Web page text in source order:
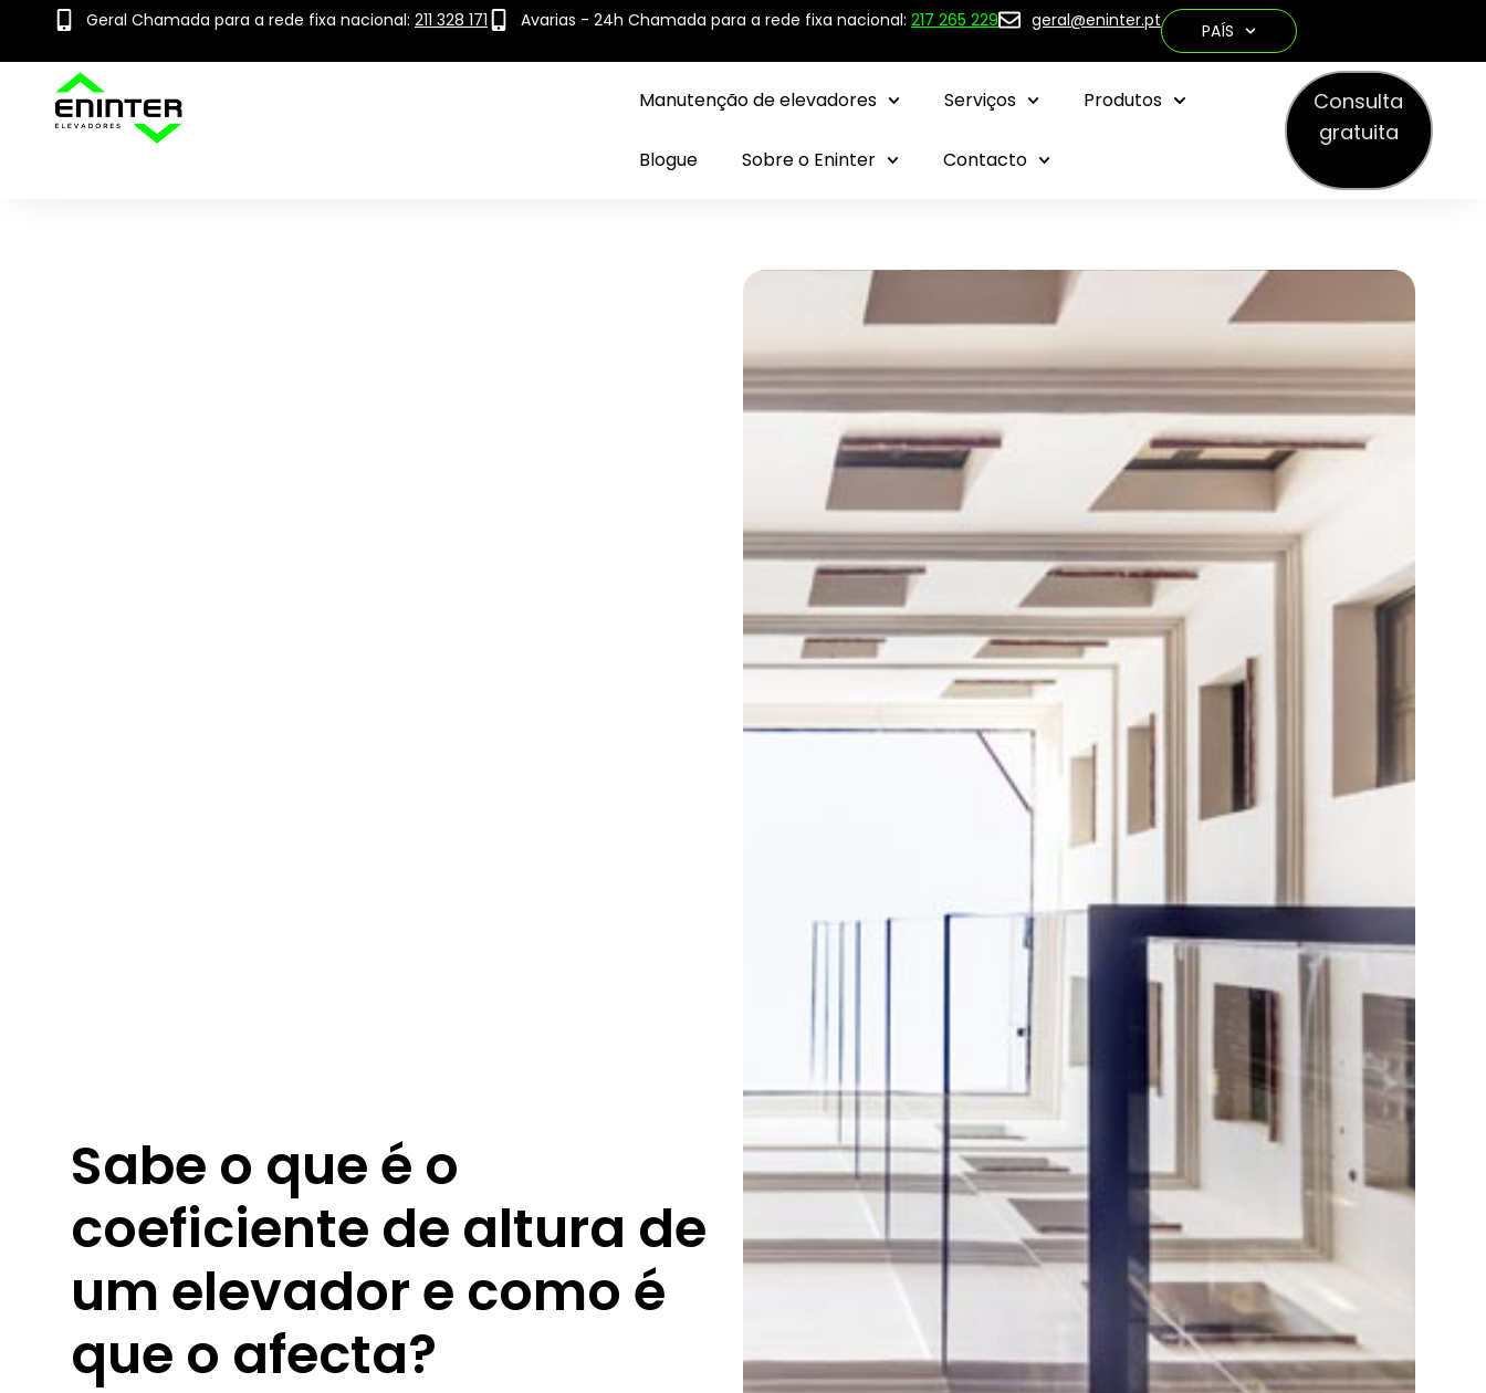
Geral Chamada para a rede fixa nacional: 211 328 171 Avarias - 24h Chamada para a rede fixa nacional: 217 265 229 geral@eninter.pt PAÍS
Manutenção de elevadores Serviços Produtos
Blogue Sobre o Eninter Contacto
Consulta
gratuita
Sabe o que é o
coeficiente de altura de
um elevador e como é
que o afecta?